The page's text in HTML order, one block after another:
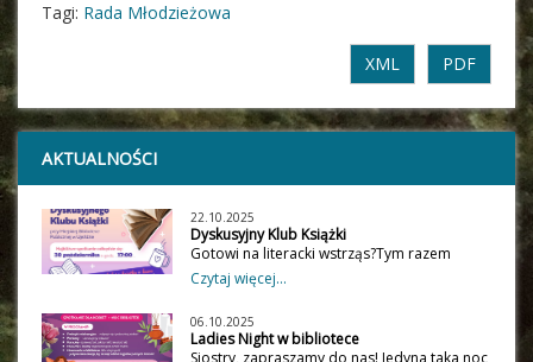
Tagi: Rada Młodzieżowa
PDF
XML
AKTUALNOŚCI
22.10.2025
Dyskusyjny Klub Książki
Gotowi na literacki wstrząs?Tym razem
bierzemy na warsztat dwa mocne tytuły:
„Piąte dziecko” Doris Lessing – wstrząs,
„Kobieta na schodach” Bernhard Schlink –
miłość, sztuka i tajemnice, które nie dają
Czytaj więcej...
06.10.2025
Ladies Night w bibliotece
Siostry, zapraszamy do nas! Jedyna taka noc